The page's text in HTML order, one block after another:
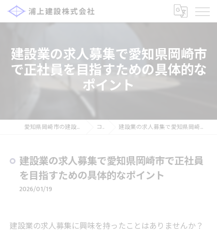
建設業の求人募集で愛知県岡崎市
で正社員を目指すための具体的な
ポイント
愛知県岡崎市の建設の求人なら浦上建設株式会社 コラム 建設業の求人募集で愛知県岡崎市で正社員を目指すための具体的なポイント
建設業の求人募集で愛知県岡崎市で正社員
を目指すための具体的なポイント
2026/01/19
建設業の求人募集に興味を持ったことはありませんか？